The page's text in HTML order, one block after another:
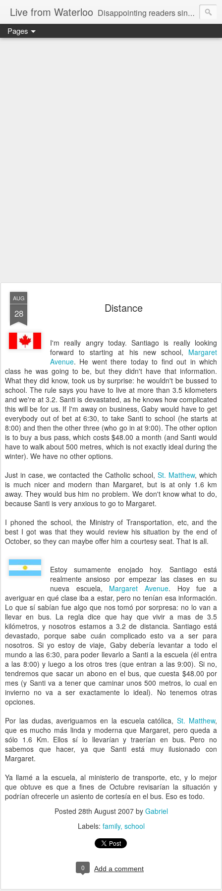
Live from Waterloo Disappointing readers since 2006
Pages
AUG
28 Distance
I'm really angry today. Santiago is really looking
forward to starting at his new school, Margaret
Avenue. He went there today to find out in which
class he was going to be, but they didn't have that information.
What they did know, took us by surprise: he wouldn't be bussed to
school. The rule says you have to live at more than 3.5 kilometers
and we're at 3.2. Santi is devastated, as he knows how complicated
this will be for us. If I'm away on business, Gaby would have to get
everybody out of bet at 6:30, to take Santi to school (he starts at
8:00) and then the other three (who go in at 9:00). The other option
is to buy a bus pass, which costs $48.00 a month (and Santi would
have to walk about 500 metres, which is not exactly ideal during the
winter). We have no other options.
Just in case, we contacted the Catholic school, St. Matthew, which
is much nicer and modern than Margaret, but is at only 1.6 km
away. They would bus him no problem. We don't know what to do,
because Santi is very anxious to go to Margaret.
I phoned the school, the Ministry of Transportation, etc, and the
best I got was that they would review his situation by the end of
October, so they can maybe offer him a courtesy seat. That is all.
Estoy sumamente enojado hoy. Santiago está
realmente ansioso por empezar las clases en su
nueva escuela, Margaret Avenue. Hoy fue a
averiguar en qué clase iba a estar, pero no tenían esa información.
Lo que sí sabían fue algo que nos tomó por sorpresa: no lo van a
llevar en bus. La regla dice que hay que vivir a mas de 3.5
kilómetros, y nosotros estamos a 3.2 de distancia. Santiago está
devastado, porque sabe cuán complicado esto va a ser para
nosotros. Si yo estoy de viaje, Gaby debería levantar a todo el
mundo a las 6:30, para poder llevarlo a Santi a la escuela (él entra
a las 8:00) y luego a los otros tres (que entran a las 9:00). Si no,
tendremos que sacar un abono en el bus, que cuesta $48.00 por
mes (y Santi va a tener que caminar unos 500 metros, lo cual en
invierno no va a ser exactamente lo ideal). No tenemos otras
opciones.
Por las dudas, averiguamos en la escuela católica,St. Matthew,
que es mucho más linda y moderna que Margaret, pero queda a
sólo 1.6 Km. Ellos sí lo llevarían y traerían en bus. Pero no
sabemos que hacer, ya que Santi está muy ilusionado con
Margaret.
Ya llamé a la escuela, al ministerio de transporte, etc, y lo mejor
que obtuve es que a fines de Octubre revisarían la situación y
podrían ofrecerle un asiento de cortesía en el bus. Eso es todo.
Posted 28th August 2007by Gabriel
Labels: family school
0 Add a comment